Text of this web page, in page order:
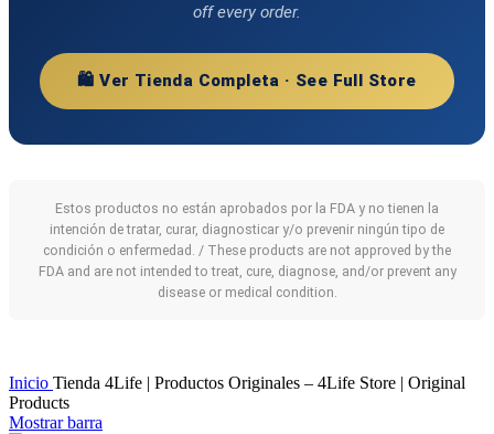
off every order.
🛍️ Ver Tienda Completa · See Full Store
Estos productos no están aprobados por la FDA y no tienen la
intención de tratar, curar, diagnosticar y/o prevenir ningún tipo de
condición o enfermedad. / These products are not approved by the
FDA and are not intended to treat, cure, diagnose, and/or prevent any
disease or medical condition.
Inicio Tienda 4Life | Productos Originales – 4Life Store | Original
Products
Mostrar barra